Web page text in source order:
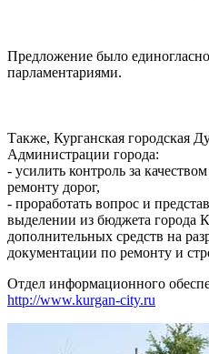
Предложение было
парламентариями.
Также, Курганская городская
Администрации города:
- усилить контроль за
ремонту дорог,
- проработать вопрос и
выделении из бюджета города
дополнительных средств на
документации по ремонту и
Отдел информационного
http://www.kurgan-city.ru